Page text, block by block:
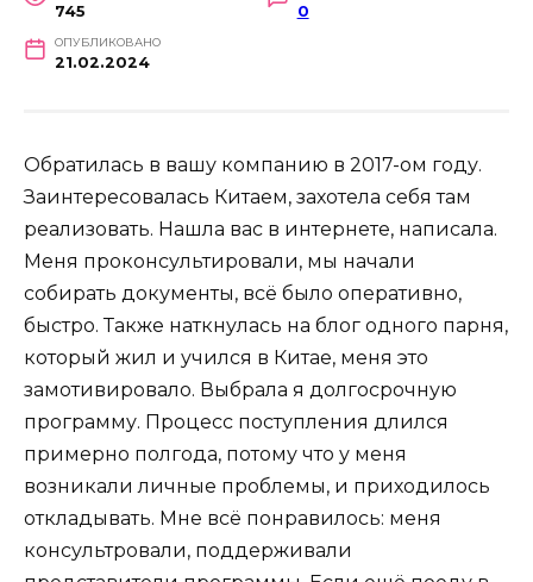
745 0
ОПУБЛИКОВАНО
21.02.2024
Обратилась в вашу компанию в 2017-ом году.
Заинтересовалась Китаем, захотела себя там
реализовать. Нашла вас в интернете, написала.
Меня проконсультировали, мы начали
собирать документы, всё было оперативно,
быстро. Также наткнулась на блог одного парня,
который жил и учился в Китае, меня это
замотивировало. Выбрала я долгосрочную
программу. Процесс поступления длился
примерно полгода, потому что у меня
возникали личные проблемы, и приходилось
откладывать. Мне всё понравилось: меня
консультровали, поддерживали